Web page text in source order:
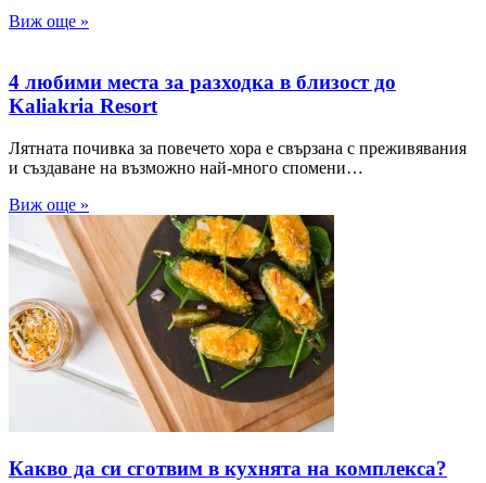
Виж още »
4 любими места за разходка в близост до
Kaliakria Resort
Лятната почивка за повечето хора е свързана с преживявания
и създаване на възможно най-много спомени…
Виж още »
Какво да си сготвим в кухнята на комплекса?